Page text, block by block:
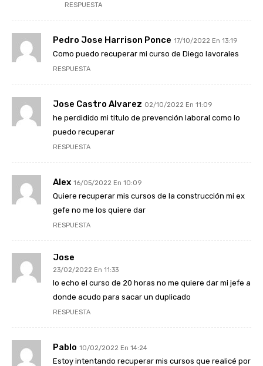
RESPUESTA
Pedro Jose Harrison Ponce 17/10/2022 En 13:19
Como puedo recuperar mi curso de Diego lavorales
RESPUESTA
Jose Castro Alvarez 02/10/2022 En 11:09
he perdidido mi titulo de prevención laboral como lo
puedo recuperar
RESPUESTA
Alex 16/05/2022 En 10:09
Quiere recuperar mis cursos de la construcción mi ex
gefe no me los quiere dar
RESPUESTA
Jose
23/02/2022 En 11:33
lo echo el curso de 20 horas no me quiere dar mi jefe a
donde acudo para sacar un duplicado
RESPUESTA
Pablo 10/02/2022 En 14:24
Estoy intentando recuperar mis cursos que realicé por